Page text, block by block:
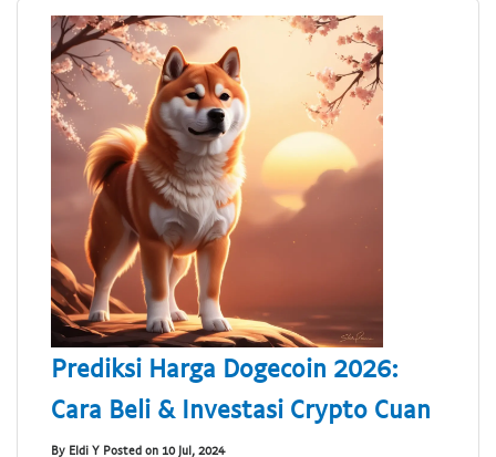
Prediksi Harga Dogecoin 2026:
Cara Beli & Investasi Crypto Cuan
By Eldi Y Posted on 10 Jul, 2024